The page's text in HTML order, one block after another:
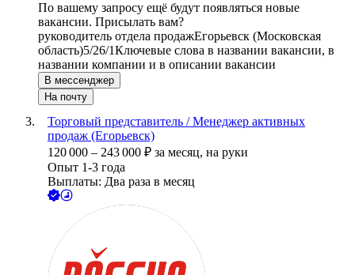
По вашему запросу ещё будут появляться новые
вакансии. Присылать вам?
руководитель отдела продажЕгорьевск (Московская
область)5/26/1Ключевые слова в названии вакансии, в
названии компании и в описании вакансии
В мессенджер
На почту
Торговый представитель / Менеджер активных
продаж (Егорьевск)
120 000 – 243 000 ₽ за месяц, на руки
Опыт 1-3 года
Выплаты: Два раза в месяц